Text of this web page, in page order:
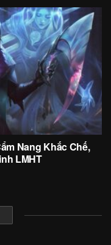
Nang Khắc Chế,
LMHT